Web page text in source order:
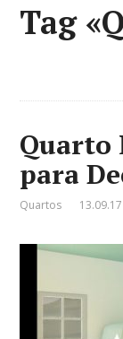
Tag
Quarto
para
Quartos 13.09.17